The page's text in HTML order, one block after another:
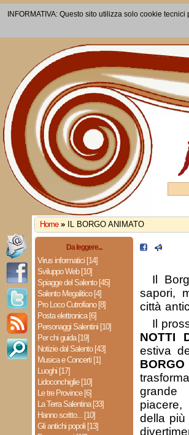
INFORMATIVA: Questo sito utilizza solo cookie
Home » IL BORGO ANIMATO
Da leggere...
Virus informatici [14]
Sviluppo Web [10]
Spiagge del Salento [45]
Salento Megalitico [4]
Pro Loco Cutrofiano [8]
Posta elettronica [6]
Personaggi Salentini [10]
Per chi guida [19]
Notizie dal Salento [43]
Musica e Concerti [1]
Luoghi [17]
Lidoconchiglie [10]
Le tre Province [6]
La Terra Salentina [33]
Hanno scritto... [10]
Gli antichi popoli [13]
Il
sapori,
città
Il
NOTTI
estiva
grande
della